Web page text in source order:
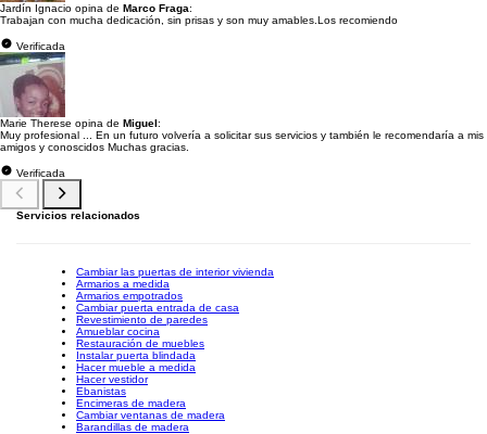
Jardín Ignacio opina de Marco Fraga:
Trabajan con mucha dedicación, sin prisas y son muy amables.Los recomiendo
Verificada
Marie Therese opina de Miguel:
Muy profesional ... En un futuro volvería a solicitar sus servicios y también le recomendaría a mis
amigos y conoscidos Muchas gracias.
Verificada
Servicios relacionados
Cambiar las puertas de interior vivienda
Armarios a medida
Armarios empotrados
Cambiar puerta entrada de casa
Revestimiento de paredes
Amueblar cocina
Restauración de muebles
Instalar puerta blindada
Hacer mueble a medida
Hacer vestidor
Ebanistas
Encimeras de madera
Cambiar ventanas de madera
Barandillas de madera